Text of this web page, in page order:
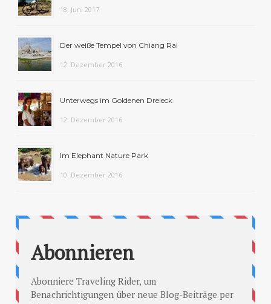
18. Juni 2017
Der weiße Tempel von Chiang Rai
12. Dezember 2016
Unterwegs im Goldenen Dreieck
12. Dezember 2016
Im Elephant Nature Park
10. Dezember 2016